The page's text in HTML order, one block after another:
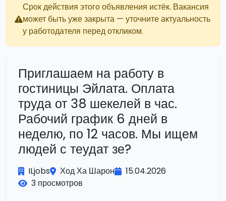
Срок действия этого объявления истёк. Вакансия
может быть уже закрыта — уточните актуальность
у работодателя перед откликом.
Приглашаем на работу в
гостиницы Эйлата. Оплата
труда от 38 шекелей в час.
Рабочий график 6 дней в
неделю, по 12 часов. Мы ищем
людей с теудат зе?
ILjobs Ход Ха Шарон
15.04.2026
3 просмотров